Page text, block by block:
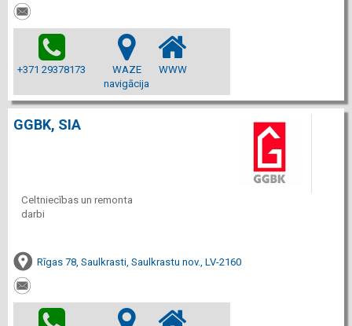
+371 29378173
WAZE
navigācija
WWW
GGBK, SIA
Celtniecības un remonta
darbi
Rīgas 78, Saulkrasti, Saulkrastu nov., LV-2160